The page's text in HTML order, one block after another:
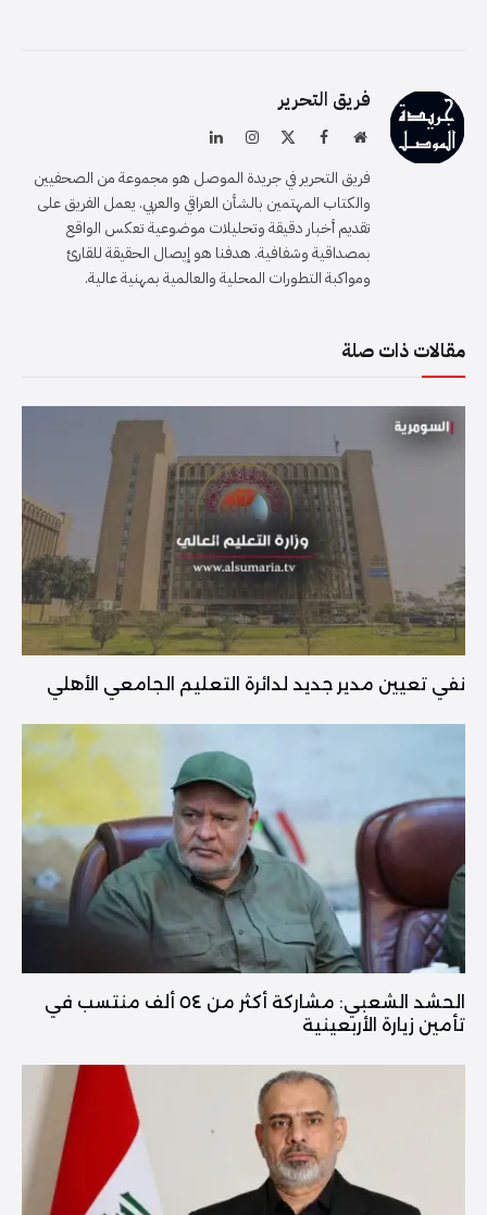
فريق التحرير
موقعفيسبوك الانستغرام
لينكدإن
فريق التحرير في جريدة الموصل هو مجموعة من الصحفيين
والكتاب المهتمين بالشأن العراقي والعربي. يعمل الفريق على
تقديم أخبار دقيقة وتحليلات موضوعية تعكس الواقع
بمصداقية وشفافية. هدفنا هو إيصال الحقيقة للقارئ
ومواكبة التطورات المحلية والعالمية بمهنية عالية.
مقالات ذات صلة
نفي تعيين مدير جديد لدائرة التعليم الجامعي الأهلي
الحشد الشعبي: مشاركة أكثر من ٥٤ ألف منتسب في
تأمين زيارة الأربعينية